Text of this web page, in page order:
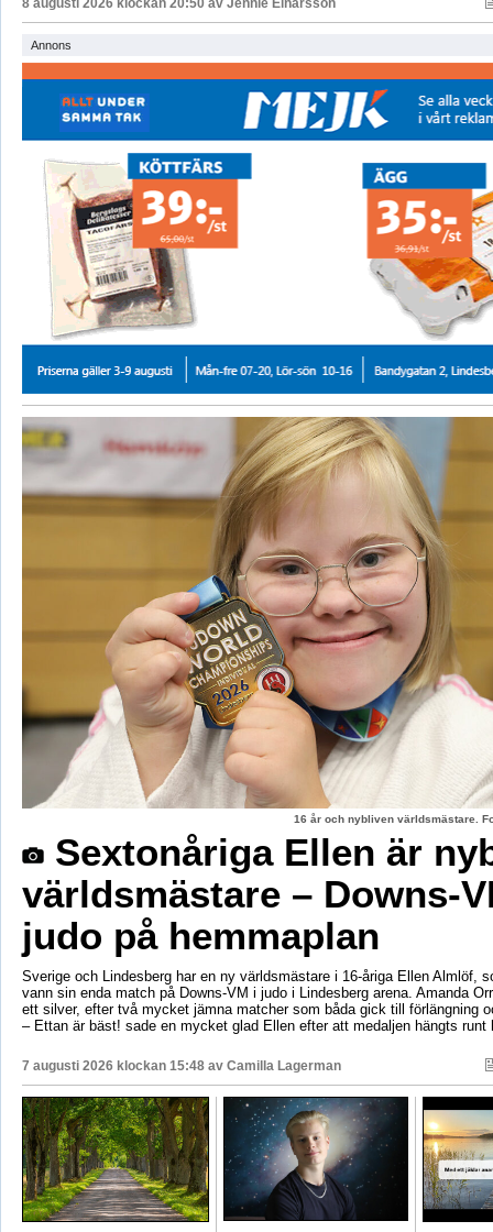
Annons
16 år och nybliven världsmästare.
Sextonåriga Ellen är
världsmästare – Downs-
judo på hemmaplan
Sverige och Lindesberg har en ny världsmästare i 16-åriga Ellen Almlöf,
vann sin enda match på Downs-VM i judo i Lindesberg arena. Amanda
ett silver, efter två mycket jämna matcher som båda gick till förlängning
– Ettan är bäst! sade en mycket glad Ellen efter att medaljen hängts runt
7 augusti 2026 klockan 15:48 av Camilla Lagerman